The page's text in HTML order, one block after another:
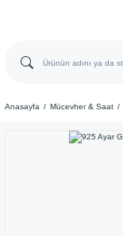
Anasayfa Mücevher & Saat